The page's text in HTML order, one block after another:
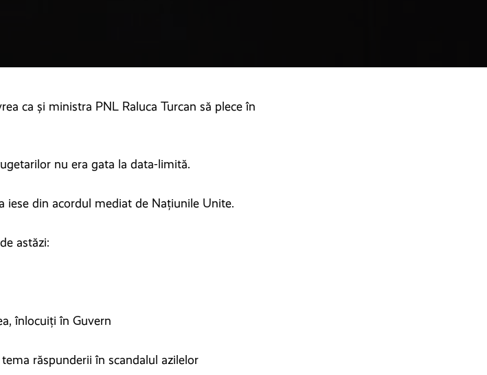
ca și ministra PNL Raluca Turcan să plece în
nu era gata la data-limită.
iese din acordul mediat de Națiunile Unite.
astăzi:
înlocuiți în Guvern
răspunderii în scandalul azilelor